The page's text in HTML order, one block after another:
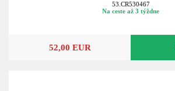
53.CR530467
Na ceste až 3 týždne
52,00 EUR